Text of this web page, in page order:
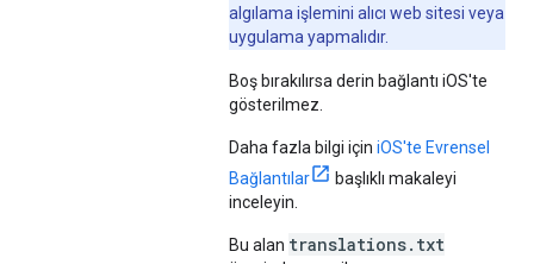
algılama işlemini alıcı web sitesi veya
uygulama yapmalıdır.
Boş bırakılırsa derin bağlantı iOS'te
gösterilmez.
Daha fazla bilgi için iOS'te Evrensel
Bağlantılar
başlıklı makaleyi
inceleyin.
Bu alan translations.txt